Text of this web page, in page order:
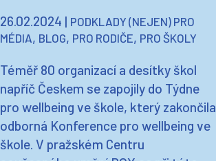
26.02.2024 | PODKLADY (NEJEN) PRO
MÉDIA, BLOG, PRO RODIČE, PRO ŠKOLY
Téměř 80 organizací a desítky škol
napříč Českem se zapojily do Týdne
pro wellbeing ve škole, který zakončila
odborná Konference pro wellbeing ve
škole. V pražském Centru